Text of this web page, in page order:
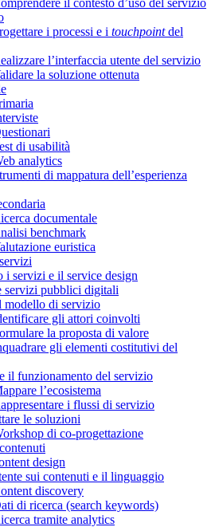
il contesto d’uso del servizio
i processi e i touchpointdel
l’interfaccia utente del servizio
la soluzione ottenuta
di usabilità
analytics
di mappatura dell’esperienza
documentale
benchmark
euristica
i servizi e il service design
servizi pubblici digitali
modello di servizio
gli attori coinvolti
la proposta di valore
gli elementi costitutivi del
il funzionamento del servizio
l’ecosistema
i flussi di servizio
le soluzioni
di co-progettazione
design
sui contenuti e il linguaggio
discovery
di ricerca (search keywords)
tramite analytics